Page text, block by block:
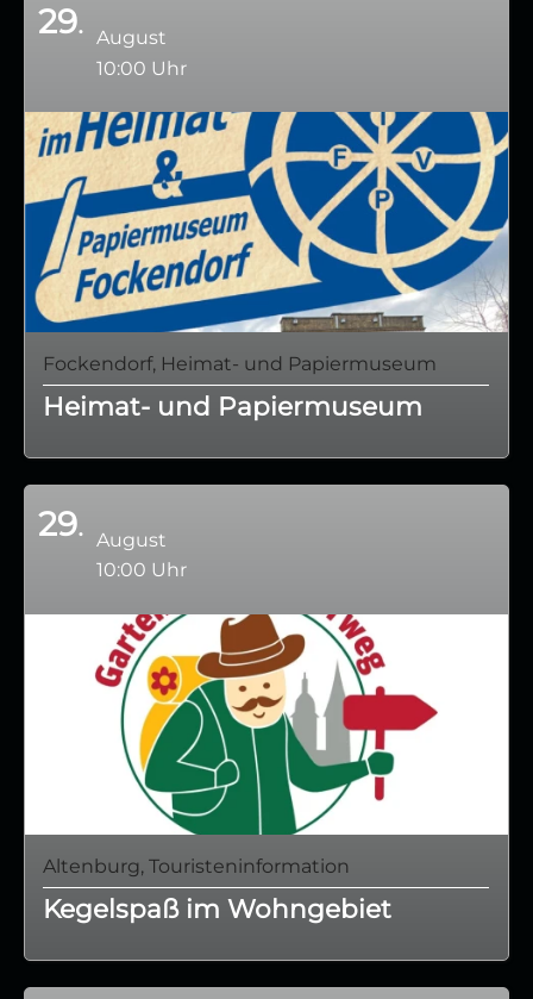
29
August
10:00 Uhr
Fockendorf, Heimat- und Papiermuseum
Heimat- und Papiermuseum
29
August
10:00 Uhr
Altenburg, Touristeninformation
Kegelspaß im Wohngebiet